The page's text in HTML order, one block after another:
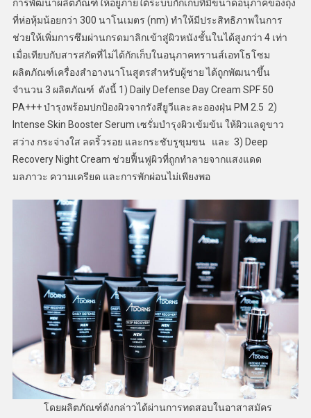
การพัฒนาผลิตภัณฑ์ให้อยู่ภายใต้ระบบกักเก็บที่มีขนาดอนุภาคของถุง
ที่ห่อหุ้มน้อยกว่า 300 นาโนเมตร (nm) ทำให้มีประสิทธิภาพในการ
ช่วยให้เพิ่มการซึมผ่านกรดมาลิกเข้าสู่ผิวหนังชั้นในได้สูงกว่า 4 เท่า
เมื่อเทียบกับสารสกัดที่ไม่ได้กักเก็บในอนุภาคทรานส์เอทโธโซม
ผลิตภัณฑ์เครื่องสำอางนาโนสูตรสำหรับผู้ชาย ได้ถูกพัฒนาขึ้น
จำนวน 3 ผลิตภัณฑ์ ดังนี้ 1) Daily Defense Day Cream SPF 50
PA+++ บำรุงพร้อมปกป้องผิวจากรังสียูวีและละอองฝุ่น PM 2.5 2)
Intense Skin Booster Serum เซรั่มบำรุงผิวเข้มข้น ให้ผิวแลดูขาว
สว่าง กระจ่างใส ลดริ้วรอย และกระชับรูขุมขน และ 3) Deep
Recovery Night Cream ช่วยฟื้นฟูผิวที่ถูกทำลายจากแสงแดด
มลภาวะ ความเครียด และการพักผ่อนไม่เพียงพอ
โดยผลิตภัณฑ์ดังกล่าวได้ผ่านการทดสอบในอาสาสมัคร